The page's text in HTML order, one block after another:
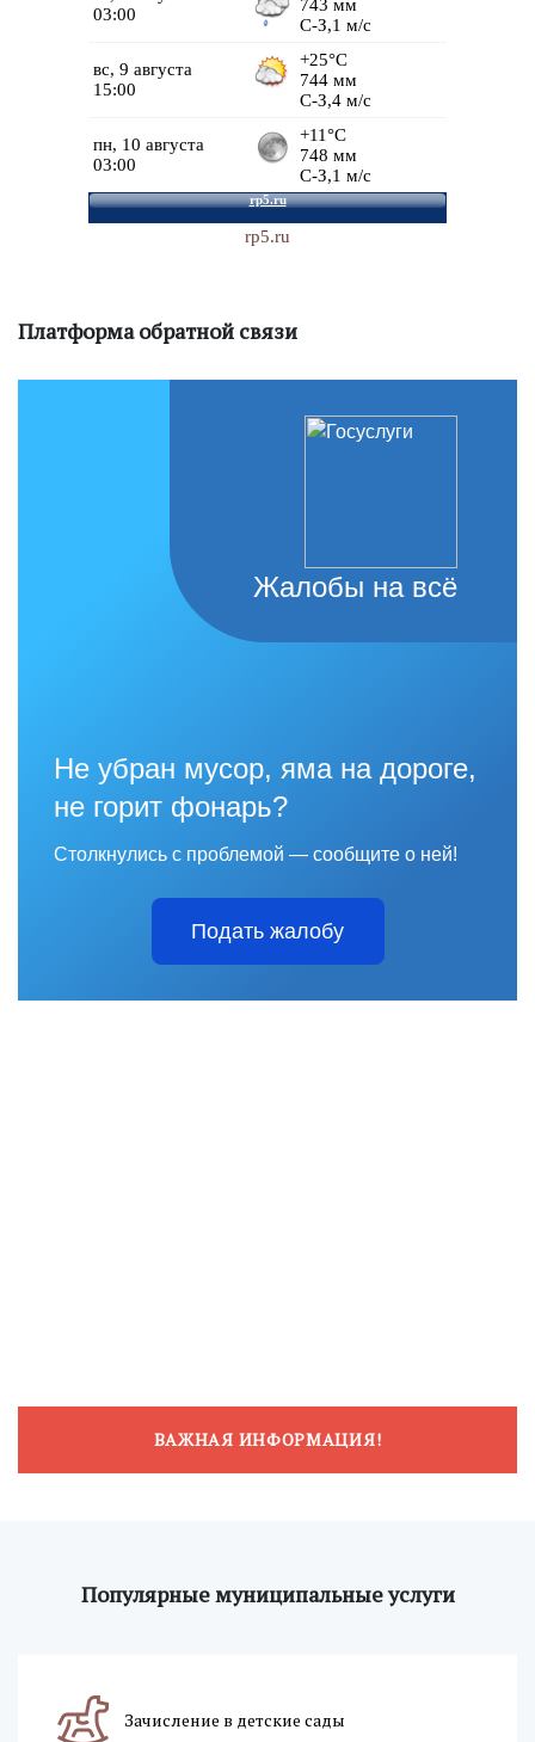
rp5.ru
Платформа обратной связи
Жалобы на всё
Не убран мусор, яма на дороге,
не горит фонарь?
Столкнулись с проблемой — сообщите о ней!
Подать жалобу
ВАЖНАЯ ИНФОРМАЦИЯ!
Популярные муниципальные услуги
Зачисление в детские сады